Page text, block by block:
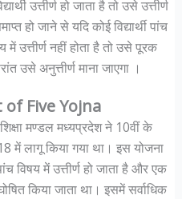
उत्तीर्ण हो जाता है तो उसे उत्तीर्ण
हो जाने से यदि कोई विद्यार्थी पांच
में उत्तीर्ण नहीं होता है तो उसे पूरक
उसे अनुत्तीर्ण माना जाएगा ।
of Five Yojna
मण्डल मध्यप्रदेश ने 10वीं के
में लागू किया गया था। इस योजना
विषय में उत्तीर्ण हो जाता है और एक
किया जाता था। इसमें सर्वाधिक